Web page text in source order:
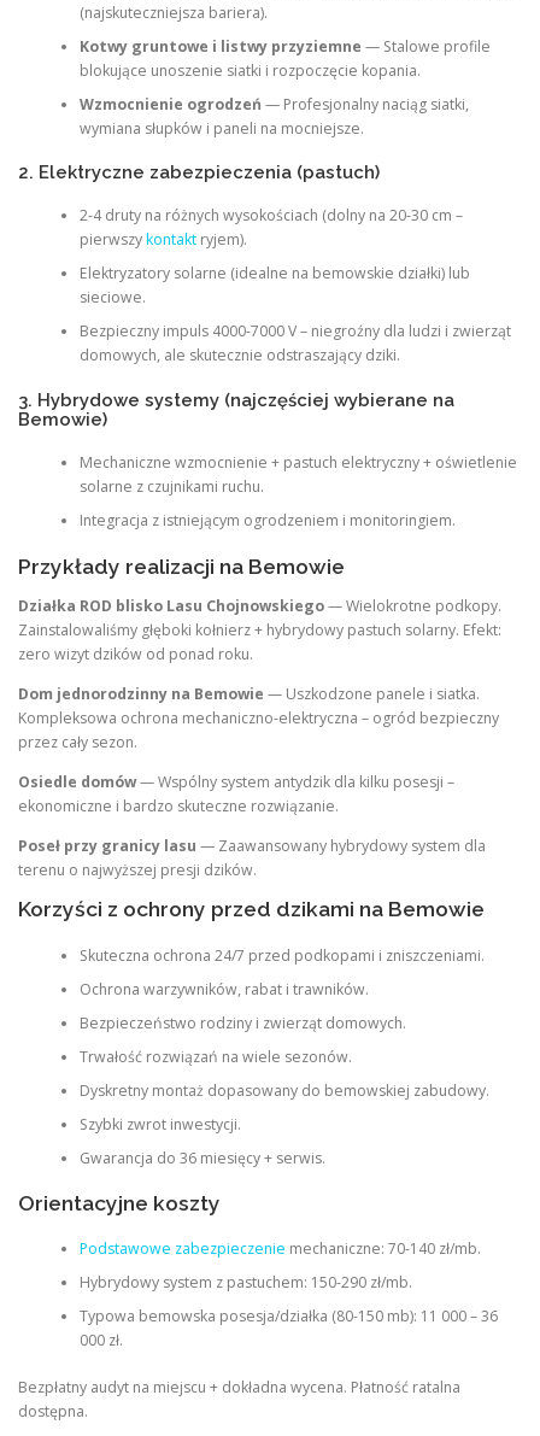
(najskuteczniejsza bariera).
Kotwy gruntowe i listwy przyziemne — Stalowe profile
blokujące unoszenie siatki i rozpoczęcie kopania.
Wzmocnienie ogrodzeń — Profesjonalny naciąg siatki,
wymiana słupków i paneli na mocniejsze.
2. Elektryczne zabezpieczenia (pastuch)
2-4 druty na różnych wysokościach (dolny na 20-30 cm –
pierwszykontaktryjem).
Elektryzatory solarne (idealne na bemowskie działki) lub
sieciowe.
Bezpieczny impuls 4000-7000 V – niegroźny dla ludzi i zwierząt
domowych, ale skutecznie odstraszający dziki.
3. Hybrydowe systemy (najczęściej wybierane na
Bemowie)
Mechaniczne wzmocnienie + pastuch elektryczny + oświetlenie
solarne z czujnikami ruchu.
Integracja z istniejącym ogrodzeniem i monitoringiem.
Przykłady realizacji na Bemowie
Działka ROD blisko Lasu Chojnowskiego— Wielokrotne podkopy.
Zainstalowaliśmy głęboki kołnierz + hybrydowy pastuch solarny. Efekt:
zero wizyt dzików od ponad roku.
Dom jednorodzinny na Bemowie — Uszkodzone panele i siatka.
Kompleksowa ochrona mechaniczno-elektryczna – ogród bezpieczny
przez cały sezon.
Osiedle domów— Wspólny system antydzik dla kilku posesji –
ekonomiczne i bardzo skuteczne rozwiązanie.
Poseł przy granicy lasu — Zaawansowany hybrydowy system dla
terenu o najwyższej presji dzików.
Korzyści z ochrony przed dzikami na Bemowie
Skuteczna ochrona 24/7 przed podkopami i zniszczeniami.
Ochrona warzywników, rabat i trawników.
Bezpieczeństwo rodziny i zwierząt domowych.
Trwałość rozwiązań na wiele sezonów.
Dyskretny montaż dopasowany do bemowskiej zabudowy.
Szybki zwrot inwestycji.
Gwarancja do 36 miesięcy + serwis.
Orientacyjne koszty
Podstawowe zabezpieczenie mechaniczne: 70-140 zł/mb.
Hybrydowy system z pastuchem: 150-290 zł/mb.
Typowa bemowska posesja/działka (80-150 mb): 11 000 – 36
000 zł.
Bezpłatny audyt na miejscu + dokładna wycena. Płatność ratalna
dostępna.